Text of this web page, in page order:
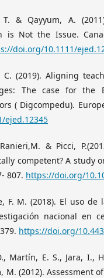
& Qayyum, A.
is Not the Issue.
doi.org/10.1111/
C. (2019). Aligning
The case for the
( Digcompedu).
ejed.12345
& Picci,
competent? A study
807. https://doi.org/
F. M. (2018). El uso
nacional en
https://doi.org/
Martín, E. S., Jara, I.,
M. (2012). Assessment